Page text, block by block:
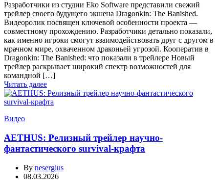
Разработчики из студии Eko Software представили свежий
трейлер своего будущего экшена Dragonkin: The Banished.
Видеоролик посвящен ключевой особенности проекта —
совместному прохождению. Разработчики детально показали,
как именно игроки смогут взаимодействовать друг с другом в
мрачном мире, охваченном драконьей угрозой. Кооператив в
Dragonkin: The Banished: что показали в трейлере Новый
трейлер раскрывает широкий спектр возможностей для
командной […]
Читать далее
Видео
AETHUS: Релизный трейлер научно-
фантастического survival-крафта
By nesergius
08.03.2026